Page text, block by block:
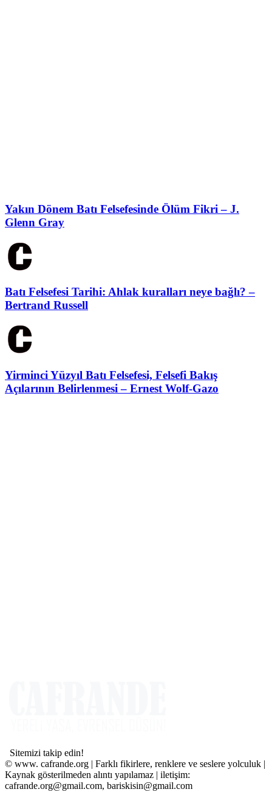
Yakın Dönem Batı Felsefesinde Ölüm Fikri – J.
Glenn Gray
Batı Felsefesi Tarihi: Ahlak kuralları neye bağlı? –
Bertrand Russell
Yirminci Yüzyıl Batı Felsefesi, Felsefi Bakış
Açılarının Belirlenmesi – Ernest Wolf-Gazo
Sitemizi takip edin!
© www. cafrande.org | Farklı fikirlere, renklere ve seslere yolculuk |
Kaynak gösterilmeden alıntı yapılamaz | iletişim:
cafrande.org@gmail.com, bariskisin@gmail.com